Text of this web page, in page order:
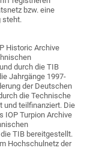
bzw. eine
steht.
Historic Archive
durch die TIB
Jahrgänge 1997-
der Deutschen
die Technische
und teilfinanziert. Die
IOP Turpion Archive
TIB bereitgestellt.
Hochschulnetz der